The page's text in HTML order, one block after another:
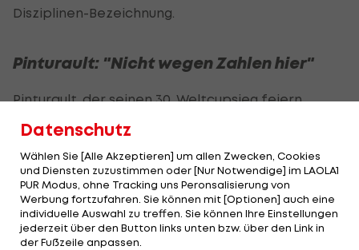
Disziplinen-Bezeichnung.
Pinturault: "Nicht wegen Zahlen hier"
Pinturault, der seinen 30. Weltcupsieg feiern
konnte, wollte sich ohnehin nicht allzu viel mit
Zahlen hier, sondern um zu attackieren und Spaß
zu haben."
Das gelang ihm in Lech/Zürs sehr gut. Am Weg ins
Finale setzte er sich zunächst gegen den Tiroler
Datenschutz
Wählen Sie [Alle Akzeptieren] um allen Zwecken, Cookies
und Diensten zuzustimmen oder [Nur Notwendige] im LAOLA1
PUR Modus, ohne Tracking uns Peronsalisierung von
Werbung fortzufahren. Sie können mit [Optionen] auch eine
individuelle Auswahl zu treffen. Sie können Ihre Einstellungen
jederzeit über den Button links unten bzw. über den Link in
der Fußzeile anpassen.